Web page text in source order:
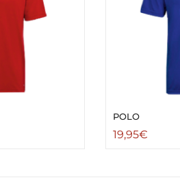
POLO
19,95€